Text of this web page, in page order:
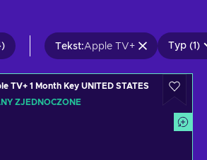
Tekst:Apple TV+ Typ (1)
TV+ 1 Month Key UNITED STATES
ZJEDNOCZONE